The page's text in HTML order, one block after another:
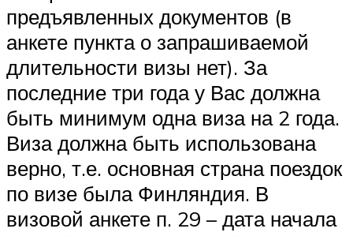
предъявленных документов (в
анкете пункта о запрашиваемой
длительности визы нет). За
последние три года у Вас должна
быть минимум одна виза на 2 года.
Виза должна быть использована
верно, т.е. основная страна поездок
по визе была Финляндия. В
визовой анкете п. 29 – дата начала